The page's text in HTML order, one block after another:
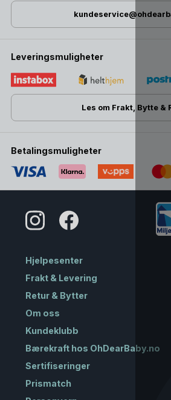
Leveringsmuligheter
Les om Frakt, Bytte &
Betalingsmuligheter
Hjelpesenter
Frakt & Levering
Retur & Bytter
Om oss
Kundeklubb
Bærekraft hos OhDearBaby.no
Sertifiseringer
Prismatch